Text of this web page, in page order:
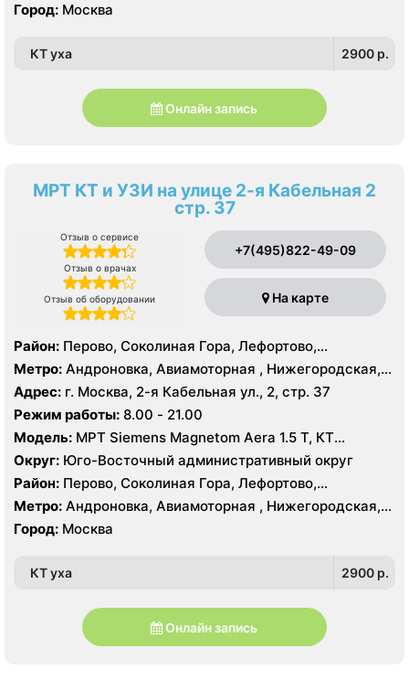
Город: Москва
КТ уха 2900 p.
Онлайн запись
МРТ КТ и УЗИ на улице 2-я Кабельная 2
стр. 37
Отзыв о сервисе
Отзыв о врачах
Отзыв об оборудовании
+7(495)822-49-09
На карте
Район: Перово, Соколиная Гора, Лефортово,
Нижегородский
Метро: Андроновка, Авиамоторная , Нижегородская,
Площадь Ильича, Шоссе Энтузиастов
Адрес: г. Москва, 2-я Кабельная ул., 2, стр. 37
Режим работы: 8.00 - 21.00
Модель: МРТ Siemens Magnetom Aera 1.5 T, КТ
TOSHIBA Prime Aquilion 160 срезов, УЗИ GE LOGIQ S8
Округ: Юго-Восточный административный округ
Район: Перово, Соколиная Гора, Лефортово,
Нижегородский
Метро: Андроновка, Авиамоторная , Нижегородская,
Площадь Ильича, Шоссе Энтузиастов
Город: Москва
КТ уха 2900 p.
Онлайн запись